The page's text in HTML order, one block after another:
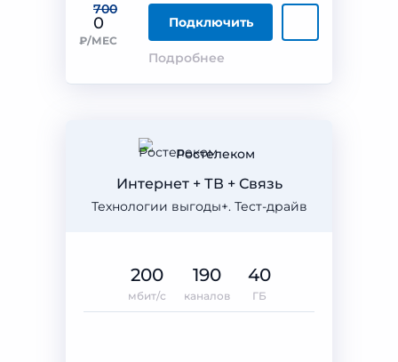
700
0
₽/МЕС
Подключить
Подробнее
Ростелеком
Технологии выгоды+. Тест-драйв
Интернет + ТВ + Связь
200
мбит/с
190
каналов
40
ГБ